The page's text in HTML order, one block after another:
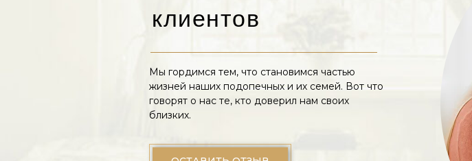
клиентов
Мы гордимся тем, что становимся частью
жизней наших подопечных и их семей. Вот что
говорят о нас те, кто доверил нам своих
близких.